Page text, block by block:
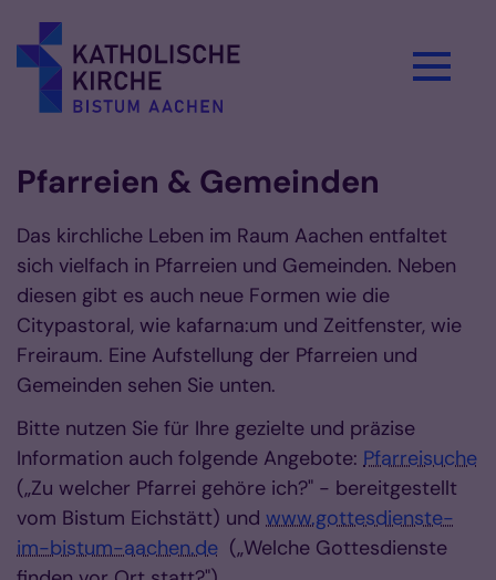
Pfarreien & Gemeinden
Das kirchliche Leben im Raum Aachen entfaltet
sich vielfach in Pfarreien und Gemeinden. Neben
diesen gibt es auch neue Formen wie die
Citypastoral, wie kafarna:um und Zeitfenster, wie
Freiraum. Eine Aufstellung der Pfarreien und
Gemeinden sehen Sie unten.
Bitte nutzen Sie für Ihre gezielte und präzise
Information auch folgende Angebote: Pfarreisuche
(„Zu welcher Pfarrei gehöre ich?" - bereitgestellt
vom Bistum Eichstätt) und www.gottesdienste-
im-bistum-aachen.de („Welche Gottesdienste